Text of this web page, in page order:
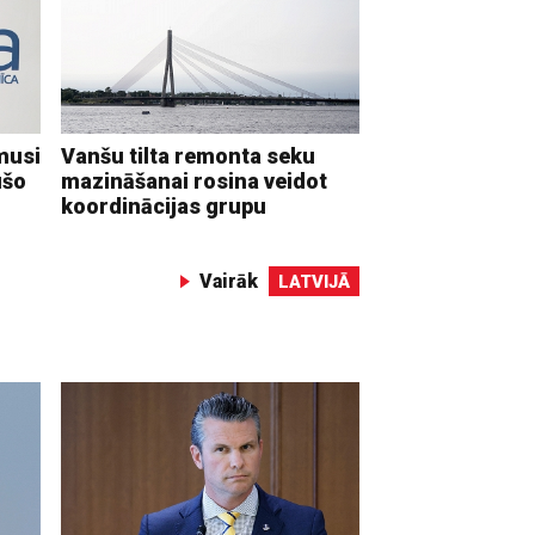
Vanšu tilta remonta seku
mazināšanai rosina veidot
koordinācijas grupu
Vairāk LATVIJĀ